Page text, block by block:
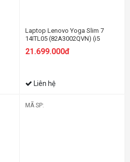
Laptop Lenovo Yoga Slim 7
14ITL05 (82A3002QVN) (i5
SSD/14 FHD/Win/Xanh rêu)
21.699.000đ
Liên hệ
MÃ SP: